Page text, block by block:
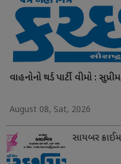
વાહનોનો થર્ડ પાર્ટી વીમો :
August 08, Sat, 2026
સાયબર